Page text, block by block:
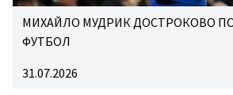
МИХАЙЛО МУДРИК ДОСТРОКОВО
ФУТБОЛ
31.07.2026